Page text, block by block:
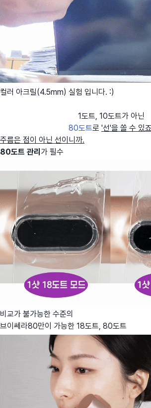
컬러 아크릴(4.5mm) 실험 입니다. :)
1도트, 10도트가 아닌
80도트로 '선'을 쏠 수 있
주름은 점이 아닌 선이니까.
80도트 관리 가 필수
비교가 불가능한 수준의
브이쎄라80만이 가능한 18도트, 80도트